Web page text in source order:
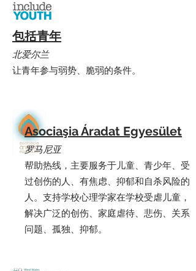
包括青年
北爱尔兰
让青年参与弱势、脆弱的条件。
Asociaşia Áradat Egyesület
罗马尼亚
帮助热线，主要服务于儿童、青少年、受
过创伤的人、有焦虑、抑郁和自杀风险的
人。支持学校心理学家在学校受虐儿童，
解决广泛的创伤、家庭虐待、悲伤、关系
问题、孤独、抑郁。